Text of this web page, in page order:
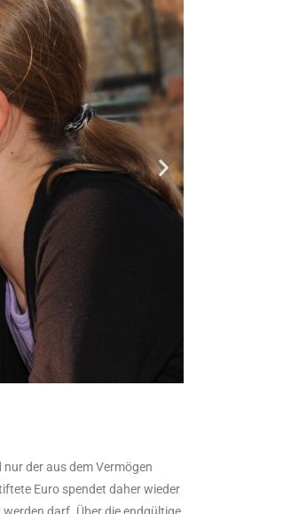
der aus dem Vermögen
Euro spendet daher wieder
darf. Über die endgültige